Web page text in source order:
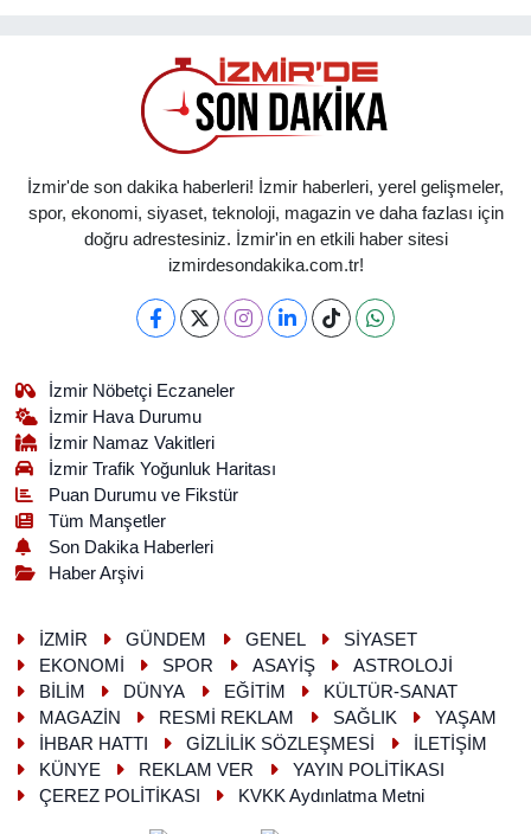
İzmir'de son dakika haberleri! İzmir haberleri, yerel gelişmeler,
spor, ekonomi, siyaset, teknoloji, magazin ve daha fazlası için
doğru adrestesiniz. İzmir'in en etkili haber sitesi
izmirdesondakika.com.tr!
İzmir Nöbetçi Eczaneler
İzmir Hava Durumu
İzmir Namaz Vakitleri
İzmir Trafik Yoğunluk Haritası
Puan Durumu ve Fikstür
Tüm Manşetler
Son Dakika Haberleri
Haber Arşivi
İZMİR GÜNDEM GENEL
SİYASET
EKONOMİ
SPOR ASAYİŞ
ASTROLOJİ
BİLİM
DÜNYA EĞİTİM
KÜLTÜR-SANAT
MAGAZİN
RESMİ REKLAM SAĞLIK
YAŞAM
İHBAR HATTI
GİZLİLİK SÖZLEŞMESİ
İLETİŞİM
KÜNYE
REKLAM VER
YAYIN POLİTİKASI
ÇEREZ POLİTİKASI
KVKK Aydınlatma Metni